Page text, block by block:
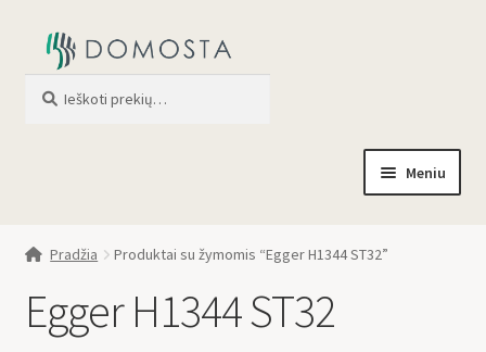
Meniu
Apie mus
Pradžia Produktai su žymomis “Egger H1344 ST32”
Egger H1344 ST32